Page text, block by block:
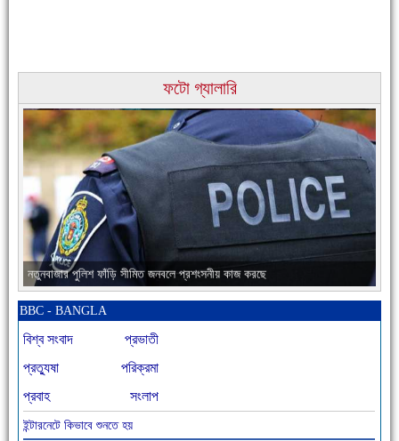
ফটো গ্যালারি
চাঁদপুরের মানুষ তাদের পুরোটা দিয়ে আমাকে আপন করে নিয়েছে
নতুনবাজার পুলিশ ফাঁড়ি সীমিত জনবলে প্রশংসনীয় কাজ করছে
BBC - BANGLA
বিশ্ব সংবাদ
প্রভাতী
প্রত্যুষা
পরিক্রমা
প্রবাহ
সংলাপ
ইন্টারনেটে কিভাবে শুনতে হয়